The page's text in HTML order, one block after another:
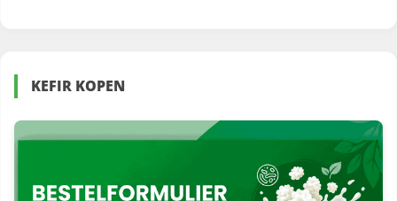
KEFIR KOPEN